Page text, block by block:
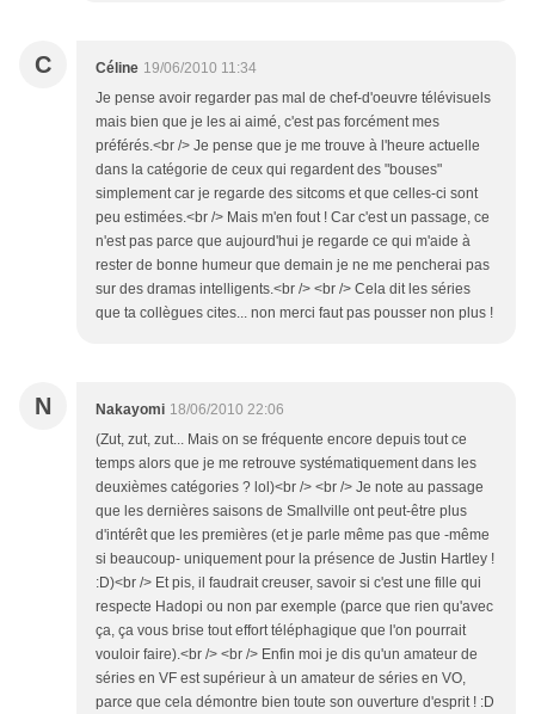
C Céline 19/06/2010 11:34
Je pense avoir regarder pas mal de chef-d'oeuvre télévisuels
mais bien que je les ai aimé, c'est pas forcément mes
préférés.<br /> Je pense que je me trouve à l'heure actuelle
dans la catégorie de ceux qui regardent des "bouses"
simplement car je regarde des sitcoms et que celles-ci sont
peu estimées.<br /> Mais m'en fout ! Car c'est un passage, ce
n'est pas parce que aujourd'hui je regarde ce qui m'aide à
rester de bonne humeur que demain je ne me pencherai pas
sur des dramas intelligents.<br /> <br /> Cela dit les séries
que ta collègues cites... non merci faut pas pousser non plus !
N Nakayomi 18/06/2010 22:06
(Zut, zut, zut... Mais on se fréquente encore depuis tout ce
temps alors que je me retrouve systématiquement dans les
deuxièmes catégories ? lol)<br /> <br /> Je note au passage
que les dernières saisons de Smallville ont peut-être plus
d'intérêt que les premières (et je parle même pas que -même
si beaucoup- uniquement pour la présence de Justin Hartley !
:D)<br /> Et pis, il faudrait creuser, savoir si c'est une fille qui
respecte Hadopi ou non par exemple (parce que rien qu'avec
ça, ça vous brise tout effort téléphagique que l'on pourrait
vouloir faire).<br /> <br /> Enfin moi je dis qu'un amateur de
séries en VF est supérieur à un amateur de séries en VO,
parce que cela démontre bien toute son ouverture d'esprit ! :D